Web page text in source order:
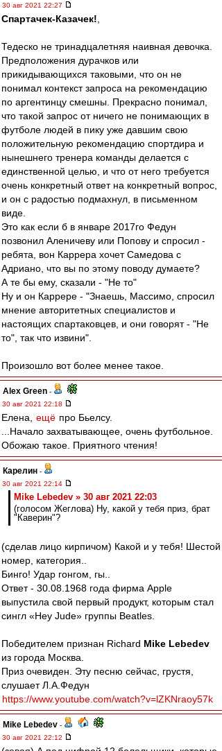
30 авг 2021 22:27
Спартачек-Казачек!
Тедеско не тринадцалетняя наивная девочка.
Предположения дурачков или
прикидывающихся таковыми, что он не
понимал контекст запроса на рекомендацию
по аргентинцу смешны. Прекрасно понимал,
что такой запрос от ничего не понимающих в
футболе людей в пику уже давшим свою
положительную рекомендацию спортдира и
нынешнего тренера команды делается с
единственной целью, и что от него требуется
очень конкретный ответ на конкретный вопрос,
и он с радостью подмахнул, в письменном
виде.
Это как если б в январе 2017го Федун
позвонил Аленичеву или Попову и спросил -
ребята, вон Каррера хочет Самедова с
Адриано, что вы по этому поводу думаете?
А те бы ему, сказали - "Не то"
Ну и он Каррере - "Знаешь, Массимо, спросил
мнение авторитетных специалистов и
настоящих спартаковцев, и они говорят - "Не
то", так что извини".
Произошло вот более менее такое.
Alex Green -
30 авг 2021 22:18
Елена, ещё про Бьелсу.
...Начало захватывающее, очень футбольное.
Обожаю такое. Приятного чтения!
Карелин -
30 авг 2021 22:14
Mike Lebedev » 30 авг 2021 22:03
(голосом Жеглова) Ну, какой у тебя приз, брат
"Каверин"?
(сделав лицо кирпичом) Какой и у тебя! Шестой
номер, категория..
Бинго! Удар гонгом, гы..
Ответ - 30.08.1968 года фирма Apple
выпустила свой первый продукт, которым стал
сингл «Hey Jude» группы Beatles.
Победителем признан Richard Mike Lebedev
из города Москва.
Приз очевиден. Эту песню сейчас, грустя,
слушает Л.А.Федун
https://www.youtube.com/watch?v=lZKNraoy57k
Mike Lebedev -
30 авг 2021 22:12